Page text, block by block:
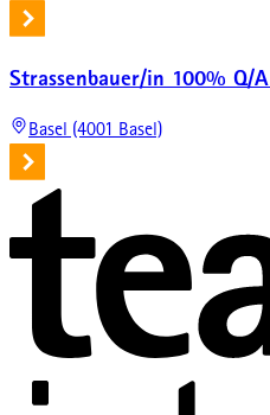
Strassenbauer/in 100% Q/
Basel (4001 Basel)